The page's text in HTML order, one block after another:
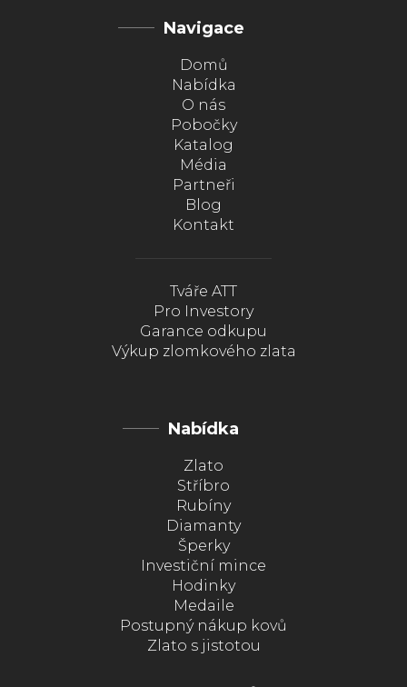
Navigace
Domů
Nabídka
O nás
Pobočky
Katalog
Média
Partneři
Blog
Kontakt
Tváře ATT
Pro Investory
Garance odkupu
Výkup zlomkového zlata
Nabídka
Zlato
Stříbro
Rubíny
Diamanty
Šperky
Investiční mince
Hodinky
Medaile
Postupný nákup kovů
Zlato s jistotou